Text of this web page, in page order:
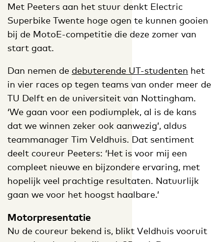
Met Peeters aan het stuur denkt Electric
Superbike Twente hoge ogen te kunnen gooien
bij de MotoE-competitie die deze zomer van
start gaat.
Dan nemen de debuterende UT-studenten het
in vier races op tegen teams van onder meer de
TU Delft en de universiteit van Nottingham.
‘We gaan voor een podiumplek, al is de kans
dat we winnen zeker ook aanwezig’, aldus
teammanager Tim Veldhuis. Dat sentiment
deelt coureur Peeters: ‘Het is voor mij een
compleet nieuwe en bijzondere ervaring, met
hopelijk veel prachtige resultaten. Natuurlijk
gaan we voor het hoogst haalbare.’
Motorpresentatie
Nu de coureur bekend is, blikt Veldhuis vooruit